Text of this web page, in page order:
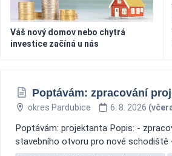
Váš nový domov nebo chytrá
investice začíná u nás
Poptávám: zpracování
okres Pardubice 6. 8. 2026
Poptávám: projektanta Popis: -
stavebního otvoru pro nové schodiště